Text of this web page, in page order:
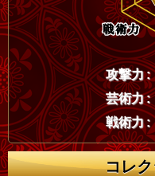
攻撃力 :
芸術力 :
戦術力 :
コレ